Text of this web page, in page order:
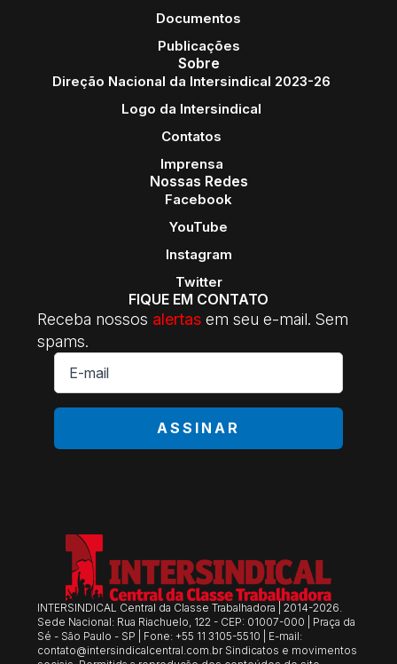
Documentos
Publicações
Sobre
Direção Nacional da Intersindical 2023-26
Logo da Intersindical
Contatos
Imprensa
Nossas Redes
Facebook
YouTube
Instagram
Twitter
FIQUE EM CONTATO
Receba nossos alertas em seu e-mail. Sem
spams.
E-
mail
ASSINAR
INTERSINDICAL Central da Classe Trabalhadora | 2014-2026.
Sede Nacional: Rua Riachuelo, 122 - CEP: 01007-000 | Praça da
Sé - São Paulo - SP | Fone: +55 11 3105-5510 | E-mail:
contato@intersindicalcentral.com.br Sindicatos e movimentos